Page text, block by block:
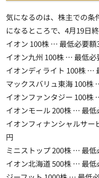
気になるのは、株主での条
になるところで、4月19日
イオン 100株 … 最低必要額
イオン九州 100株 … 最低必
イオンディライト 100株 …
マックスバリュ東海 100株
イオンファンタジー 100株
イオンモール 200株 … 最低
イオンフィナンシャルサ
円
ミニストップ 200株 … 最低
イオン北海道 500株 … 最低